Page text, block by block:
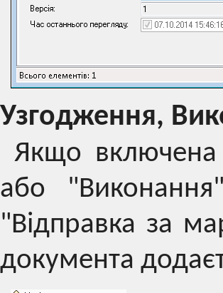
Узгодження,
Якщо
або
"Відправка за
документа